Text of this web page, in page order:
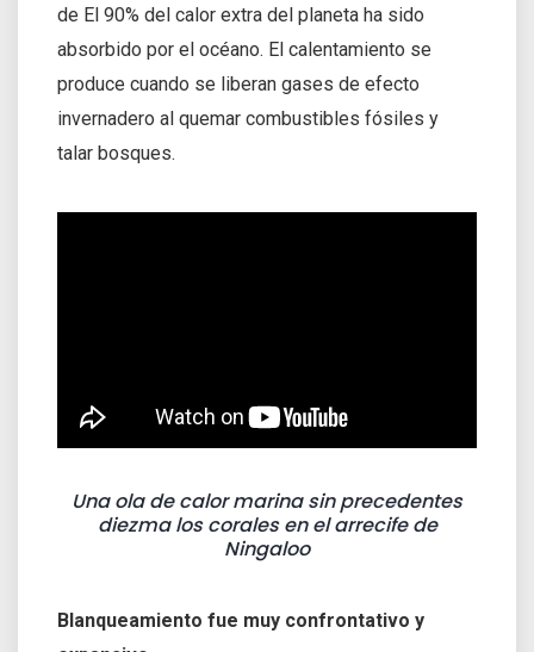
de El 90% del calor extra del planeta ha sido
absorbido por el océano. El calentamiento se
produce cuando se liberan gases de efecto
invernadero al quemar combustibles fósiles y
talar bosques.
Una ola de calor marina sin precedentes
diezma los corales en el arrecife de
Ningaloo
Blanqueamiento fue muy confrontativo y